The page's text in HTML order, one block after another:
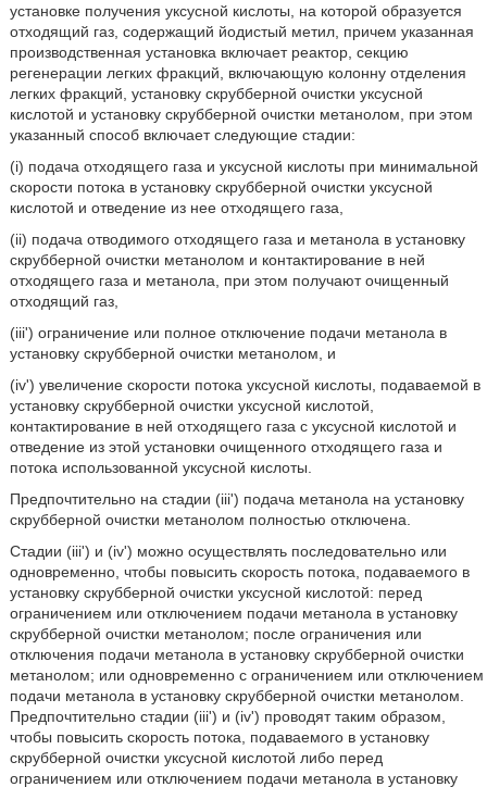
установке получения уксусной кислоты, на которой образуется
отходящий газ, содержащий йодистый метил, причем указанная
производственная установка включает реактор, секцию
регенерации легких фракций, включающую колонну отделения
легких фракций, установку скрубберной очистки уксусной
кислотой и установку скрубберной очистки метанолом, при этом
указанный способ включает следующие стадии:
(i) подача отходящего газа и уксусной кислоты при минимальной
скорости потока в установку скрубберной очистки уксусной
кислотой и отведение из нее отходящего газа,
(ii) подача отводимого отходящего газа и метанола в установку
скрубберной очистки метанолом и контактирование в ней
отходящего газа и метанола, при этом получают очищенный
отходящий газ,
(iii') ограничение или полное отключение подачи метанола в
установку скрубберной очистки метанолом, и
(iv') увеличение скорости потока уксусной кислоты, подаваемой в
установку скрубберной очистки уксусной кислотой,
контактирование в ней отходящего газа с уксусной кислотой и
отведение из этой установки очищенного отходящего газа и
потока использованной уксусной кислоты.
Предпочтительно на стадии (iii') подача метанола на установку
скрубберной очистки метанолом полностью отключена.
Стадии (iii') и (iv') можно осуществлять последовательно или
одновременно, чтобы повысить скорость потока, подаваемого в
установку скрубберной очистки уксусной кислотой: перед
ограничением или отключением подачи метанола в установку
скрубберной очистки метанолом; после ограничения или
отключения подачи метанола в установку скрубберной очистки
метанолом; или одновременно с ограничением или отключением
подачи метанола в установку скрубберной очистки метанолом.
Предпочтительно стадии (iii') и (iv') проводят таким образом,
чтобы повысить скорость потока, подаваемого в установку
скрубберной очистки уксусной кислотой либо перед
ограничением или отключением подачи метанола в установку